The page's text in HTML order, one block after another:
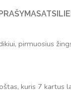
pirmuosius
kuris 7 kartus